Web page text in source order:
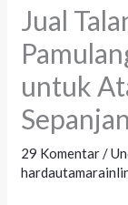
Jual
untuk
29 Komentar/